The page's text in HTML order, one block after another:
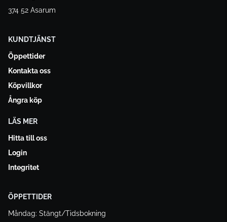
374 52 Asarum
KUNDTJÄNST
Öppettider
Kontakta oss
Köpvillkor
Ångra köp
LÄS MER
Hitta till oss
Login
Integritet
ÖPPETTIDER
Måndag: Stängt/Tidsbokning